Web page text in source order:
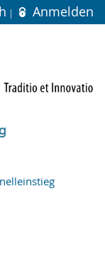
Anmelden